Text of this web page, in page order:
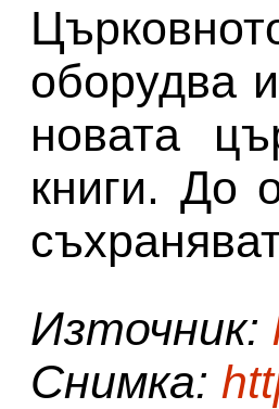
оборудва
новата
книги. До
Източник:
Снимка: